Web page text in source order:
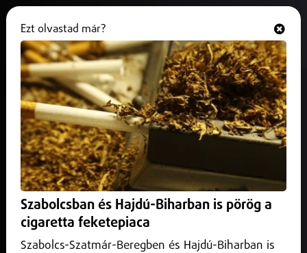
Kamarás Iván a Szindbád
Szabadtéri Pódiumszínpadon
2025. június 04.Programajánló
Kamarás Iván most először lép fel Nyíregyházán a Szindbád
este fél nyolctól.
Ezt olvastad már?
Szabolcsban és Hajdú-Biharban is pörög a
cigaretta feketepiaca
Szabolcs-Szatmár-Beregben és Hajdú-Biharban is